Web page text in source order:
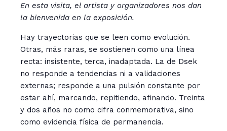
En esta visita, el artista y organizadores nos dan
la bienvenida en la exposición.
Hay trayectorias que se leen como evolución.
Otras, más raras, se sostienen como una línea
recta: insistente, terca, inadaptada. La de Dsek
no responde a tendencias ni a validaciones
externas; responde a una pulsión constante por
estar ahí, marcando, repitiendo, afinando. Treinta
y dos años no como cifra conmemorativa, sino
como evidencia física de permanencia.